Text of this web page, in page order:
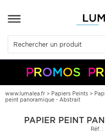
PROMOS PR
-5% en+ dès
-10% +
www.lumalea.fr > Papiers Peints >
peint panoramique - Abstrait
PAPIER PEINT
Réf. :